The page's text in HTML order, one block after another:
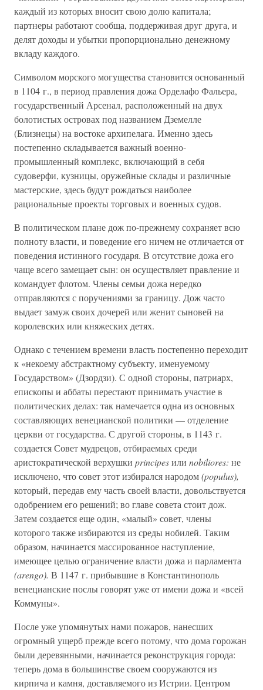
каждый из которых вносит свою долю капитала;
партнеры работают сообща, поддерживая друг друга, и
делят доходы и убытки пропорционально денежному
вкладу каждого.
Символом морского могущества становится основанный
в 1104 г., в период правления дожа Орделафо Фальера,
государственный Арсенал, расположенный на двух
болотистых островах под названием Дземелле
(Близнецы) на востоке архипелага. Именно здесь
постепенно складывается важный военно-
промышленный комплекс, включающий в себя
судоверфи, кузницы, оружейные склады и различные
мастерские, здесь будут рождаться наиболее
рациональные проекты торговых и военных судов.
В политическом плане дож по-прежнему сохраняет всю
полноту власти, и поведение его ничем не отличается от
поведения истинного государя. В отсутствие дожа его
чаще всего замещает сын: он осуществляет правление и
командует флотом. Члены семьи дожа нередко
отправляются с поручениями за границу. Дож часто
выдает замуж своих дочерей или женит сыновей на
королевских или княжеских детях.
Однако с течением времени власть постепенно переходит
к «некоему абстрактному субъекту, именуемому
Государством» (Дзордзи). С одной стороны, патриарх,
епископы и аббаты перестают принимать участие в
политических делах: так намечается одна из основных
составляющих венецианской политики — отделение
церкви от государства. С другой стороны, в 1143 г.
создается Совет мудрецов, отбираемых среди
аристократической верхушки principesили nobiliores: не
исключено, что совет этот избирался народом(populus),
который, передав ему часть своей власти, довольствуется
одобрением его решений; во главе совета стоит дож.
Затем создается еще один, «малый» совет, члены
которого также избираются из среды нобилей. Таким
образом, начинается массированное наступление,
имеющее целью ограничение власти дожа и парламента
(arengo). В 1147 г. прибывшие в Константинополь
венецианские послы говорят уже от имени дожа и «всей
Коммуны».
После уже упомянутых нами пожаров, нанесших
огромный ущерб прежде всего потому, что дома горожан
были деревянными, начинается реконструкция города:
теперь дома в большинстве своем сооружаются из
кирпича и камня, доставляемого из Истрии. Центром